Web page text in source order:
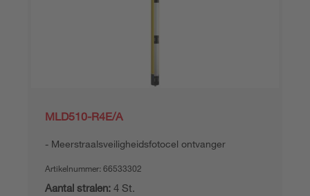
MLD510-R4E/A
Meerstraalsveiligheidsfotocel ontvanger
Artikelnummer: 66533302
Aantal stralen: 4 St.